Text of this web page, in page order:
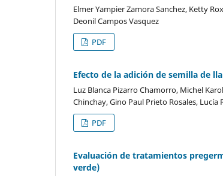
Elmer Yampier Zamora Sanchez, Ketty
Deonil Campos Vasquez
PDF
Efecto de la adición de semilla de
Luz Blanca Pizarro Chamorro, Michel
Chinchay, Gino Paul Prieto Rosales,
PDF
Evaluación de tratamientos
verde)